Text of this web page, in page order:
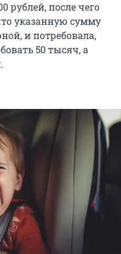
рублей, после чего
указанную сумму
и потребовала,
50 тысяч, а